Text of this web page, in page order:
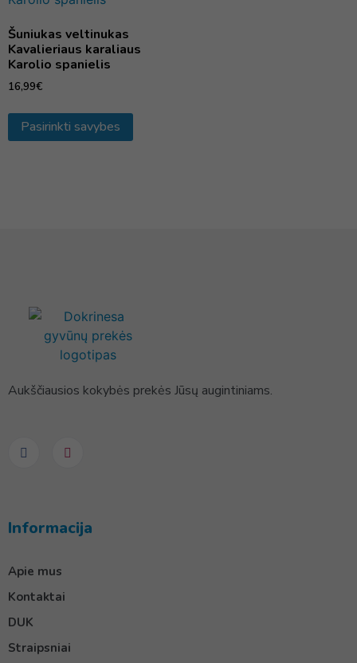
Šuniukas veltinukas
Kavalieriaus karaliaus
Karolio spanielis
16,99€
Pasirinkti savybes
Aukščiausios kokybės prekės Jūsų augintiniams.
Informacija
Apie mus
Kontaktai
DUK
Straipsniai